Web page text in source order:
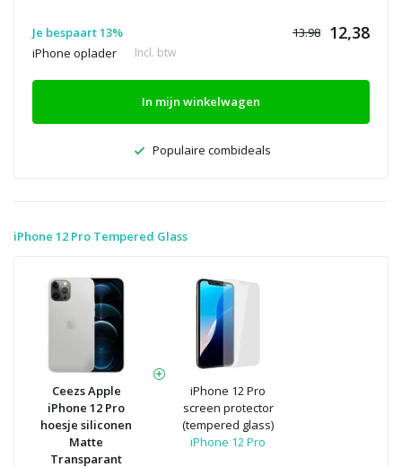
Je bespaart 13% 13.98 12,38
iPhone oplader Incl. btw
In mijn winkelwagen
Populaire combideals
iPhone 12 Pro Tempered Glass
Ceezs Apple
iPhone 12 Pro
hoesje siliconen
Matte
Transparant
iPhone 12 Pro
screen protector
(tempered glass)
iPhone 12 Pro